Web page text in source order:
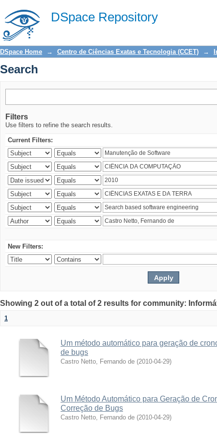
DSpace Repository
Search
DSpace Home → Centro de Ciências Exatas e Tecnologia (CCET) →
Search
Filters
Use filters to refine the search results.
Current Filters:
New Filters:
Showing 2 out of a total of 2 results for community:
1
Um método automático para geração de
de bugs
Castro Netto, Fernando de (2010-04-29)
Um Método Automático para Geração de
Correção de Bugs
Castro Netto, Fernando de (2010-04-29)